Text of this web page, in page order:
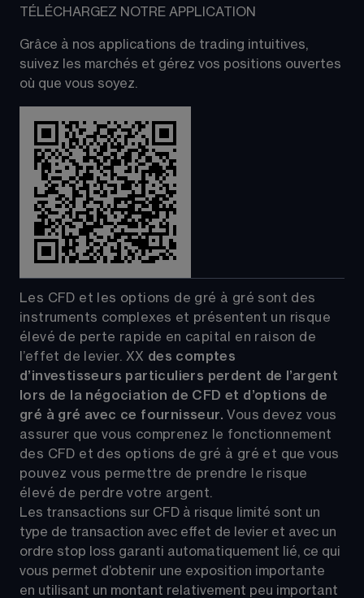
TÉLÉCHARGEZ NOTRE APPLICATION
Grâce à nos applications de trading intuitives,
suivez les marchés et gérez vos positions ouvertes
où que vous soyez.
Les CFD et les options de gré à gré sont des
instruments complexes et présentent un risque
élevé de perte rapide en capital en raison de
l’effet de levier. XX des comptes
d’investisseurs particuliers perdent de l’argent
lors de la négociation de CFD et d’options de
gré à gré avec ce fournisseur. Vous devez vous
assurer que vous comprenez le fonctionnement
des CFD et des options de gré à gré et que vous
pouvez vous permettre de prendre le risque
élevé de perdre votre argent.
Les transactions sur CFD à risque limité sont un
type de transaction avec effet de levier et avec un
ordre stop loss garanti automatiquement lié, ce qui
vous permet d’obtenir une exposition importante
en utilisant un montant relativement peu important